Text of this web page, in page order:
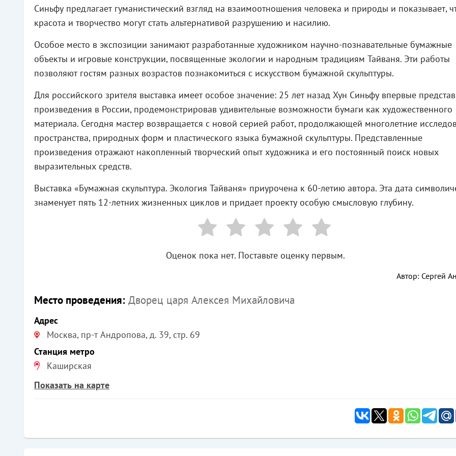
Синьфу предлагает гуманистический взгляд на взаимоотношения человека и природы и показывает,
красота и творчество могут стать альтернативой разрушению и насилию.
Особое место в экспозиции занимают разработанные художником научно-познавательные бумажные
объекты и игровые конструкции, посвященные экологии и народным традициям Тайваня. Эти работы
позволяют гостям разных возрастов познакомиться с искусством бумажной скульптуры.
Для российского зрителя выставка имеет особое значение: 25 лет назад Хун Синьфу впервые
произведения в России, продемонстрировав удивительные возможности бумаги как художественного
материала. Сегодня мастер возвращается с новой серией работ, продолжающей многолетние
пространства, природных форм и пластического языка бумажной скульптуры. Представленные
произведения отражают накопленный творческий опыт художника и его постоянный поиск новых
выразительных средств.
Выставка «Бумажная скульптура. Экология Тайваня» приурочена к 60-летию автора. Эта дата
знаменует пять 12-летних жизненных циклов и придает проекту особую смысловую глубину.
Оценок пока нет. Поставьте оценку первым.
Автор: Сергей
Место проведения: Дворец царя Алексея Михайловича
Адрес
Москва, пр-т Андропова, д. 39, стр. 69
Станция метро
Каширская
Показать на карте